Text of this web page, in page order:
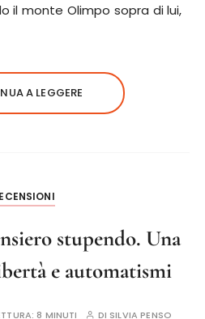
il monte Olimpo sopra di lui,
A LEGGERE
stupendo. Una
e automatismi
8 MINUTI DI SILVIA PENSO